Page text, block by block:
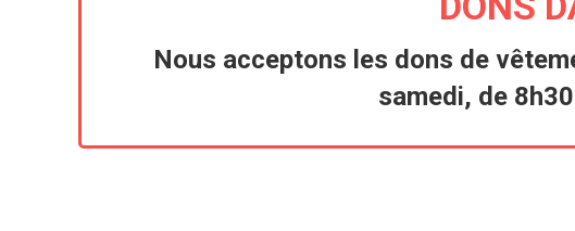
Nous acceptons les dons de
samedi, de